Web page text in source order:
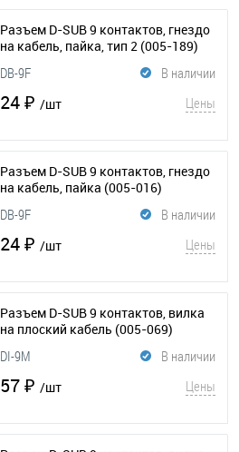
Разъем D-SUB 9 контактов, гнездо
на кабель, пайка, тип 2 (005-189)
В наличии
DB-9F
24 ₽ /шт Цены
Разъем D-SUB 9 контактов, гнездо
на кабель, пайка (005-016)
В наличии
DB-9F
24 ₽ /шт Цены
Разъем D-SUB 9 контактов, вилка
на плоский кабель (005-069)
В наличии
DI-9M
57 ₽ /шт Цены